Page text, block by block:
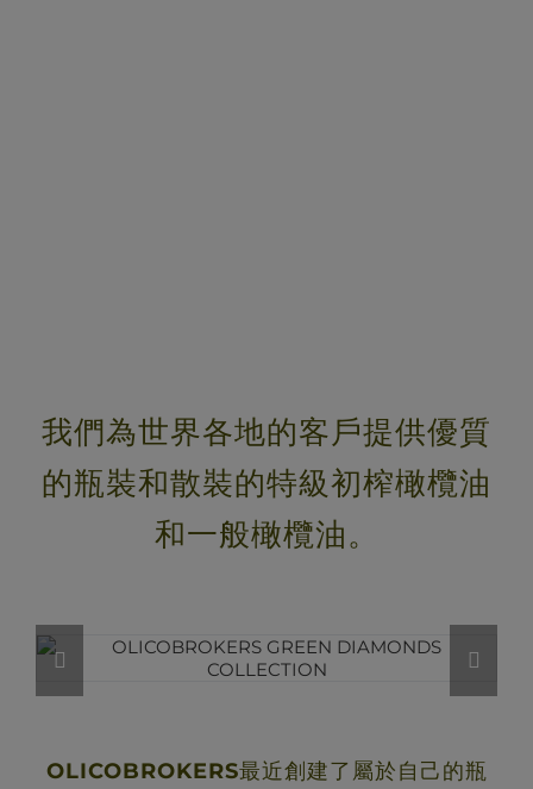
我們為世界各地的客戶提供優質
的瓶裝和散裝的特級初榨橄欖油
和一般橄欖油。
OLICOBROKERS最近創建了屬於自己的瓶